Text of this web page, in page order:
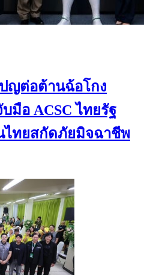
ญต่อต้านฉ้อโกง
มือ ACSC ไทยรัฐ
ไทยสกัดภัยมิจฉาชีพ